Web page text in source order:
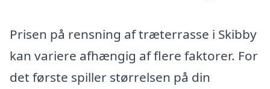
Prisen på rensning af træterrasse i Skibby
kan variere afhængig af flere faktorer. For
det første spiller størrelsen på din